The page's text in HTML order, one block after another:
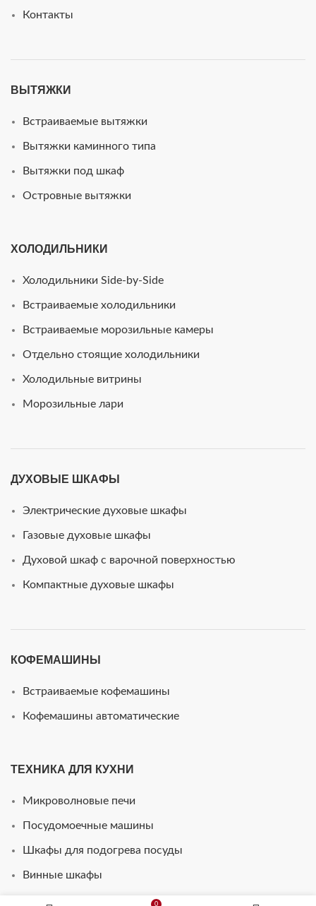
Контакты
ВЫТЯЖКИ
Встраиваемые вытяжки
Вытяжки каминного типа
Вытяжки под шкаф
Островные вытяжки
ХОЛОДИЛЬНИКИ
Холодильники Side-by-Side
Встраиваемые холодильники
Встраиваемые морозильные камеры
Отдельно стоящие холодильники
Холодильные витрины
Морозильные лари
ДУХОВЫЕ ШКАФЫ
Электрические духовые шкафы
Газовые духовые шкафы
Духовой шкаф с варочной поверхностью
Компактные духовые шкафы
КОФЕМАШИНЫ
Встраиваемые кофемашины
Кофемашины автоматические
ТЕХНИКА ДЛЯ КУХНИ
Микроволновые печи
Посудомоечные машины
Шкафы для подогрева посуды
Винные шкафы
0